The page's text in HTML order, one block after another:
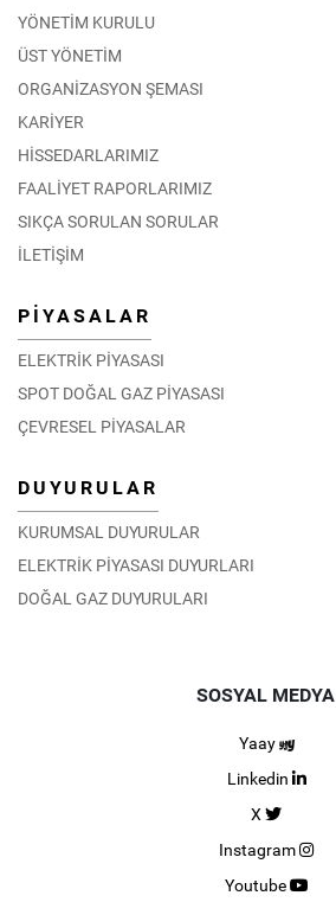
YÖNETİM KURULU
ÜST YÖNETİM
ORGANİZASYON ŞEMASI
KARİYER
HİSSEDARLARIMIZ
FAALİYET RAPORLARIMIZ
SIKÇA SORULAN SORULAR
İLETİŞİM
PİYASALAR
ELEKTRİK PİYASASI
SPOT DOĞAL GAZ PİYASASI
ÇEVRESEL PİYASALAR
DUYURULAR
KURUMSAL DUYURULAR
ELEKTRİK PİYASASI DUYURLARI
DOĞAL GAZ DUYURULARI
SOSYAL MEDYA
Yaay
Linkedin
X
Instagram
Youtube